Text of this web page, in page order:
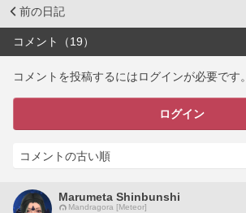
前の日記
コメント（19）
コメントを投稿するにはログインが必要です。
ログイン
Marumeta Shinbunshi
Mandragora [Meteor]